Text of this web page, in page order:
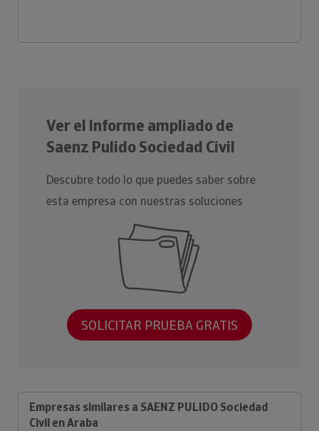
Ver el Informe ampliado de
Saenz Pulido Sociedad Civil
Descubre todo lo que puedes saber sobre
esta empresa con nuestras soluciones
SOLICITAR PRUEBA GRATIS
Empresas similares a SAENZ PULIDO Sociedad
Civil en Araba